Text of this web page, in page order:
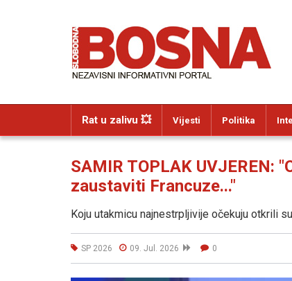
Rat u zalivu 💥 Vijesti Politika
SAMIR TOPLAK UVJEREN:
zaustaviti Francuze..."
Koju utakmicu najnestrpljivije očekuju otkrili
SP 2026 09. Jul. 2026 0